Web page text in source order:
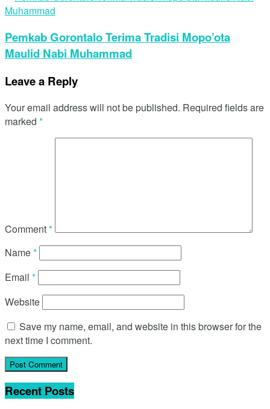
Pemkab Gorontalo Terima Tradisi Mopo’ota
Maulid Nabi Muhammad
Leave a Reply
Your email address will not be published. Required fields are
marked *
Comment*
Name*
Email *
Website
Save my name, email, and website in this browser for the
next time I comment.
Recent Posts